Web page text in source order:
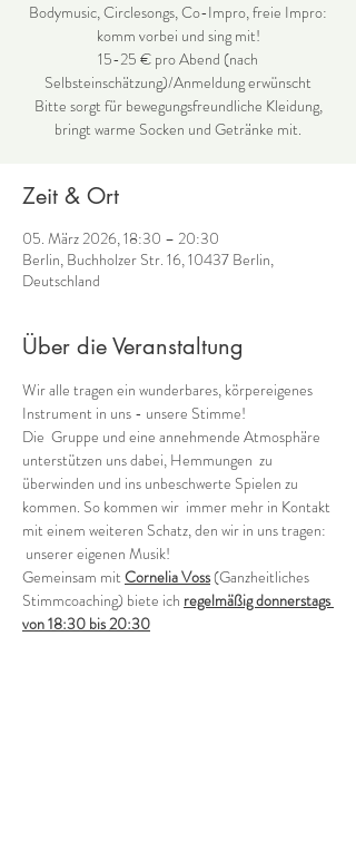
Bodymusic, Circlesongs, Co-Impro, freie Impro:
komm vorbei und sing mit!
15-25 € pro Abend (nach
Selbsteinschätzung)/Anmeldung erwünscht
Bitte sorgt für bewegungsfreundliche Kleidung,
bringt warme Socken und Getränke mit.
Zeit & Ort
05. März 2026, 18:30 – 20:30
Berlin, Buchholzer Str. 16, 10437 Berlin,
Deutschland
Über die Veranstaltung
Wir alle tragen ein wunderbares, körpereigenes
Instrument in uns - unsere Stimme!
Die  Gruppe und eine annehmende Atmosphäre
unterstützen uns dabei, Hemmungen  zu
überwinden und ins unbeschwerte Spielen zu
kommen. So kommen wir  immer mehr in Kontakt
mit einem weiteren Schatz, den wir in uns tragen:
unserer eigenen Musik!
Gemeinsam mit Cornelia Voss (Ganzheitliches
Stimmcoaching) biete ich regelmäßig donnerstags
von 18:30 bis 20:30